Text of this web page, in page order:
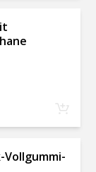
Vollgummi-